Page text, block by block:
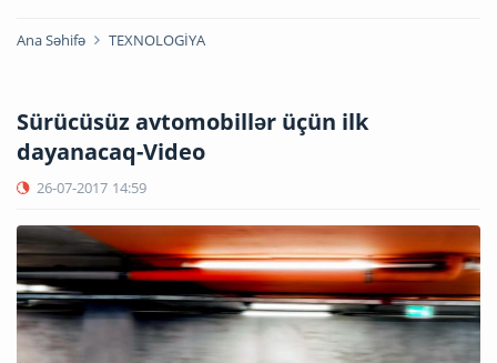
Ana Səhifə TEXNOLOGİYA
Sürücüsüz avtomobillər üçün ilk
dayanacaq-Video
26-07-2017 14:59